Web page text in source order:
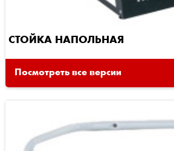
СТОЙКА НАПОЛЬНАЯ
Посмотреть все версии